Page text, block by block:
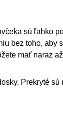
sú ľahko
bez toho,
mať naraz
Prekryté